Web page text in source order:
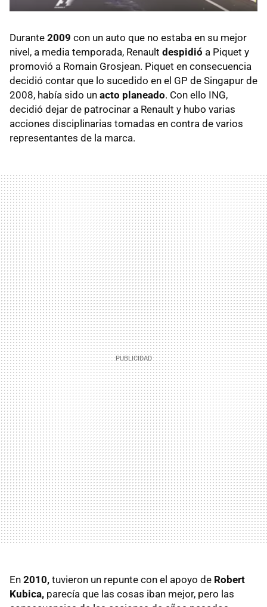
Durante 2009 con un auto que no estaba en su mejor
nivel, a media temporada, Renault despidió a Piquet y
promovió a Romain Grosjean. Piquet en consecuencia
decidió contar que lo sucedido en el GP de Singapur de
2008, había sido un acto planeado. Con ello ING,
decidió dejar de patrocinar a Renault y hubo varias
acciones disciplinarias tomadas en contra de varios
representantes de la marca.
En 2010, tuvieron un repunte con el apoyo de Robert
Kubica, parecía que las cosas iban mejor, pero las